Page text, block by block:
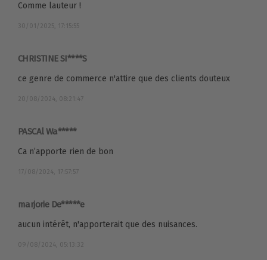
Comme lauteur !
30/01/2025, 17:15:55
CHRISTINE SI****S
ce genre de commerce n'attire que des clients douteux
20/08/2024, 08:21:47
PASCAl Wa*****
Ca n’apporte rien de bon
17/08/2024, 17:57:57
marjorie De*****e
aucun intérêt, n'apporterait que des nuisances.
09/08/2024, 05:13:32